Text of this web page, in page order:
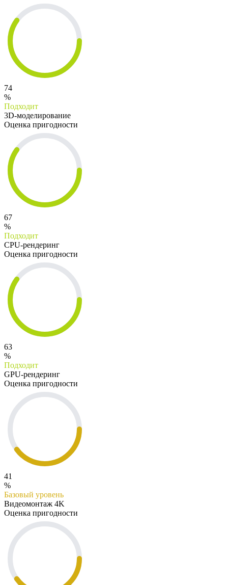
74
%
Подходит
3D-моделирование
Оценка пригодности
67
%
Подходит
CPU-рендеринг
Оценка пригодности
63
%
Подходит
GPU-рендеринг
Оценка пригодности
41
%
Базовый уровень
Видеомонтаж 4K
Оценка пригодности